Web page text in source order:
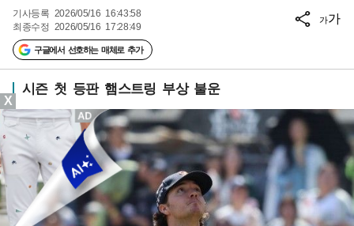
기사등록 2026/05/16 16:43:58
최종수정 2026/05/16 17:28:49
구글에서 선호하는 매체로 추가
가가
시즌 첫 등판 햄스트링 부상 불운
X